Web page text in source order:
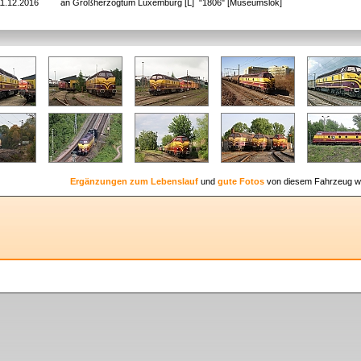
an Großherzogtum Luxemburg [L] "1806" [Museumslok]
Ergänzungen zum Lebenslaufund gute Fotosvon diesem Fahrzeug